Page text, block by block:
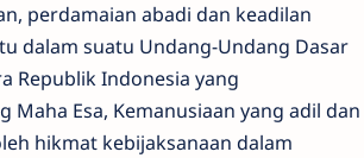
perdamaian abadi dan keadilan
dalam suatu Undang-Undang Dasar
Republik Indonesia yang
Esa, Kemanusiaan yang adil dan
hikmat kebijaksanaan dalam